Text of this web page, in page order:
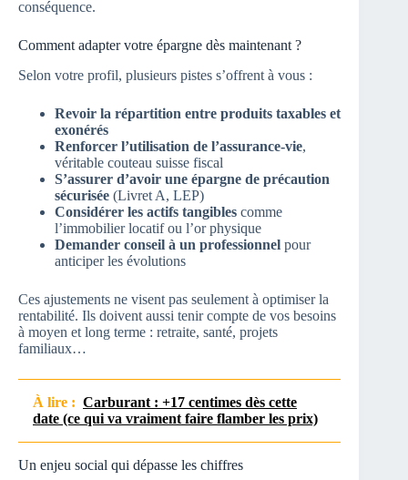
conséquence.
Comment adapter votre épargne dès maintenant ?
Selon votre profil, plusieurs pistes s’offrent à vous :
Revoir la répartition entre produits taxables et
exonérés
Renforcer l’utilisation de l’assurance-vie,
véritable couteau suisse fiscal
S’assurer d’avoir une épargne de précaution
sécurisée (Livret A, LEP)
Considérer les actifs tangibles comme
l’immobilier locatif ou l’or physique
Demander conseil à un professionnel pour
anticiper les évolutions
Ces ajustements ne visent pas seulement à optimiser la
rentabilité. Ils doivent aussi tenir compte de vos besoins
à moyen et long terme : retraite, santé, projets
familiaux…
À lire : Carburant : +17 centimes dès cette
date (ce qui va vraiment faire flamber les prix)
Un enjeu social qui dépasse les chiffres